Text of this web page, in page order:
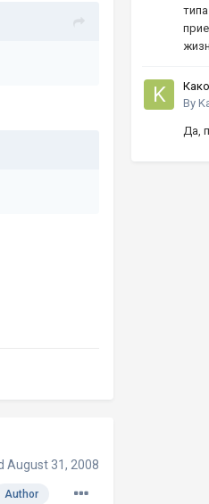
August 31, 2008
Author
By
Да,